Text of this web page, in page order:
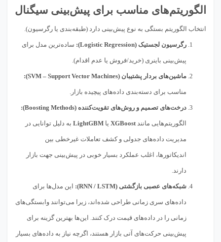
الگوریتم‌های مناسب برای پیش‌بینی سیگنال
انتخاب الگوریتم بستگی به نوع پیش‌بینی دارد (طبقه‌بندی یا رگرسیون).
رگرسیون لجستیک (Logistic Regression): ساده‌ترین مدل برای
پیش‌بینی باینری (خرید/فروش یا عدم اقدام).
ماشین‌های بردار پشتیبان (SVM – Support Vector Machines):
مناسب برای دسته‌بندی داده‌های پیچیده بازار.
درخت‌های تصمیم و روش‌های تقویت‌کننده (Boosting Methods):
الگوریتم‌هایی مانندXGBoost یا LightGBM به دلیل توانایی در
مدیریت داده‌های جدولی و کشف تعاملات غیرخطی بین
اندیکاتورها، اغلب عملکرد بسیار خوبی در پیش‌بینی جهت بازار
دارند.
شبکه‌های عصبی بازگشتی (RNN / LSTM): این مدل‌ها برای
داده‌های سری زمانی طراحی شده‌اند، زیرا می‌توانند وابستگی‌های
زمانی را در داده‌های قیمت درک کنند. این‌ها بهترین گزینه برای
پیش‌بینی حرکت‌های آتی بازار هستند، اگرچه نیاز به داده‌های بسیار